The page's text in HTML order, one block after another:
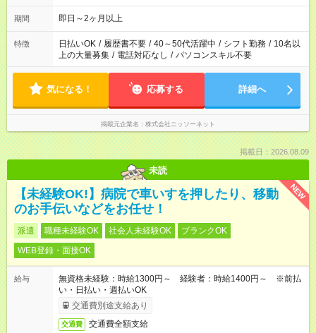
期間 即日～2ヶ月以上
特徴 日払いOK / 履歴書不要 / 40～50代活躍中 / シフト勤務 / 10名以
上の大量募集 / 電話対応なし / パソコンスキル不要
気になる！ 応募する 詳細へ
掲載元企業名 株式会社ニッソーネット
掲載日：2026.08.09
未読
NEW
【未経験OK!】病院で車いすを押したり、移動
のお手伝いなどをお任せ！
派遣 職種未経験OK 社会人未経験OK
ブランクOK
WEB登録・面接OK
給与
無資格未経験：時給1300円～ 経験者：時給1400円～ ※前払
い・日払い・週払いOK
交通費別途支給あり
交通費 交通費全額支給